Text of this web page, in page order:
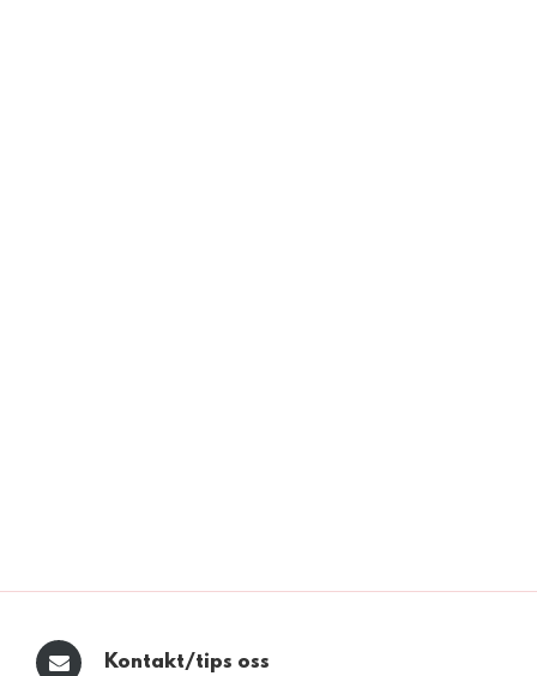
Kontakt/tips oss